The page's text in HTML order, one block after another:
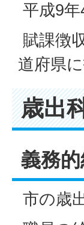
平成9
賦課徴
道府県
歳出
義務
市の歳